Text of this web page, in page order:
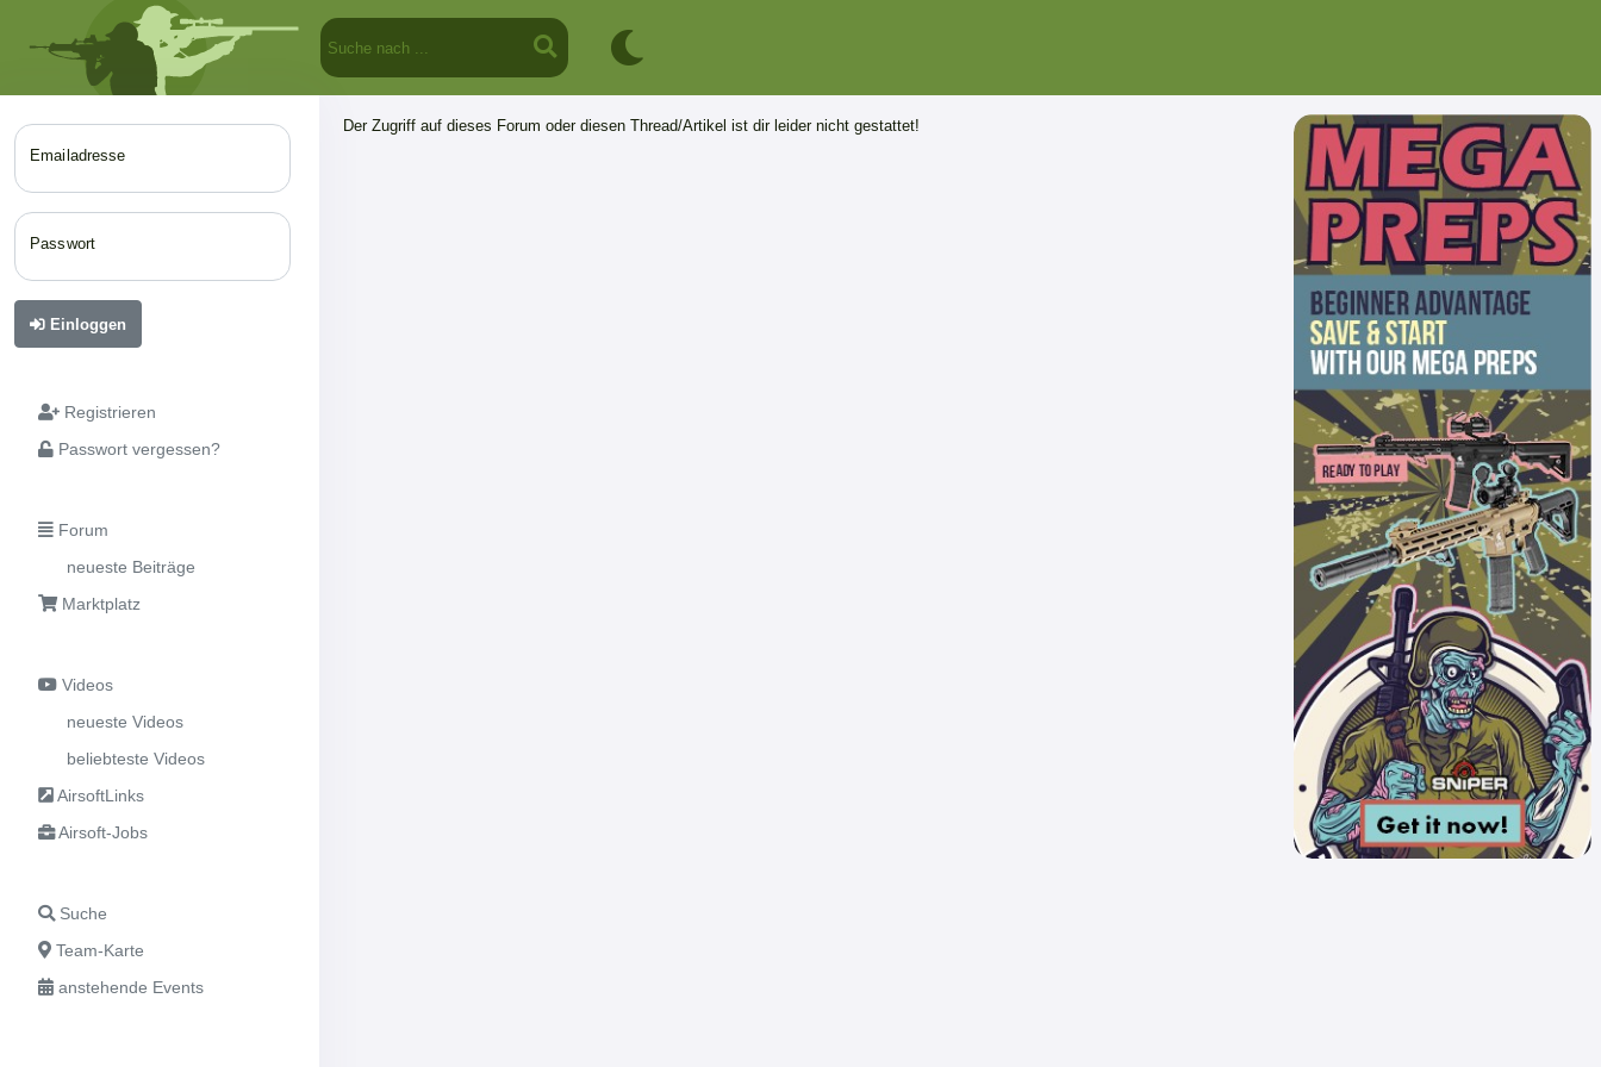
Emailadresse
Passwort
Einloggen
Registrieren
Passwort vergessen?
Forum
neueste Beiträge
Marktplatz
Videos
neueste Videos
beliebteste Videos
AirsoftLinks
Airsoft-Jobs
Suche
Team-Karte
anstehende Events
Der Zugriff auf dieses Forum oder diesen Thread/Artikel ist dir leider nicht gestattet!